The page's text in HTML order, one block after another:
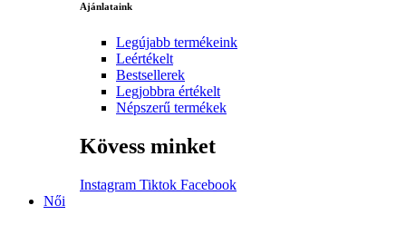
Ajánlataink
Legújabb termékeink
Leértékelt
Bestsellerek
Legjobbra értékelt
Népszerű termékek
Kövess minket
Instagram Tiktok Facebook
Női